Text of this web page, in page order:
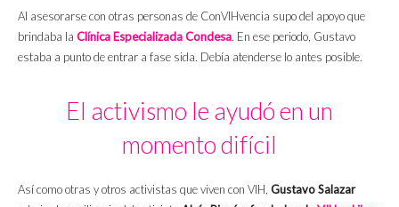
Al asesorarse con otras personas de ConVIHvencia supo del apoyo que
brindaba la Clínica Especializada Condesa. En ese periodo, Gustavo
estaba a punto de entrar a fase sida. Debía atenderse lo antes posible.
El activismo le ayudó en un
momento difícil
Así como otras y otros activistas que viven con VIH, Gustavo Salazar